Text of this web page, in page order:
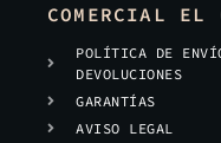
COMERCIAL EL
POLÍTICA DE
DEVOLUCIONES
GARANTÍAS
AVISO LEGAL